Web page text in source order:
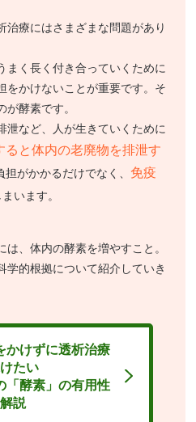
治療にはさまざまな問題があり
まく長く付き合っていくために
をかけないことが重要です。そ
酵素です。
泄など、人が生きていくために
ると体内の老廃物を排泄す
担がかかるだけでなく、 免疫
います。
、体内の酵素を増やすこと。
学的根拠について紹介していき
かけずに透析治療
たい
「酵素」の有用性
説